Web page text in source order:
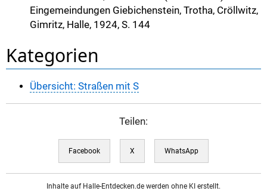
Eingemeindungen Giebichenstein, Trotha, Cröllwitz,
Gimritz, Halle, 1924, S. 144
Kategorien
Übersicht: Straßen mit S
Teilen:
Facebook X WhatsApp
Inhalte auf Halle-Entdecken.de werden ohne KI erstellt.